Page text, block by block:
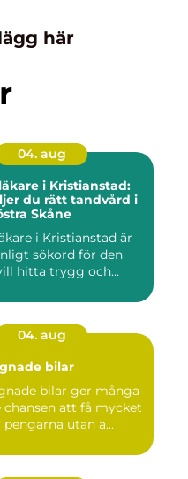
här
04. aug
i Kristianstad:
du rätt tandvård i
Skåne
i Kristianstad är
sökord för den
hitta trygg och...
04. aug
bilar
bilar ger många
chansen att få mycket
utan a...